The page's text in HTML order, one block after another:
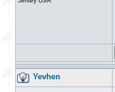
Yevhen